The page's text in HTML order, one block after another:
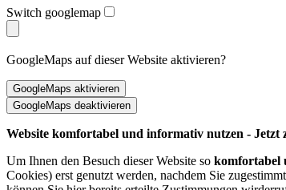
Switch googlemap
GoogleMaps auf dieser Website aktivieren?
Website komfortabel und informativ nutzen - Jetzt
Um Ihnen den Besuch dieser Website so komfortabel
Cookies) erst genutzt werden, nachdem Sie